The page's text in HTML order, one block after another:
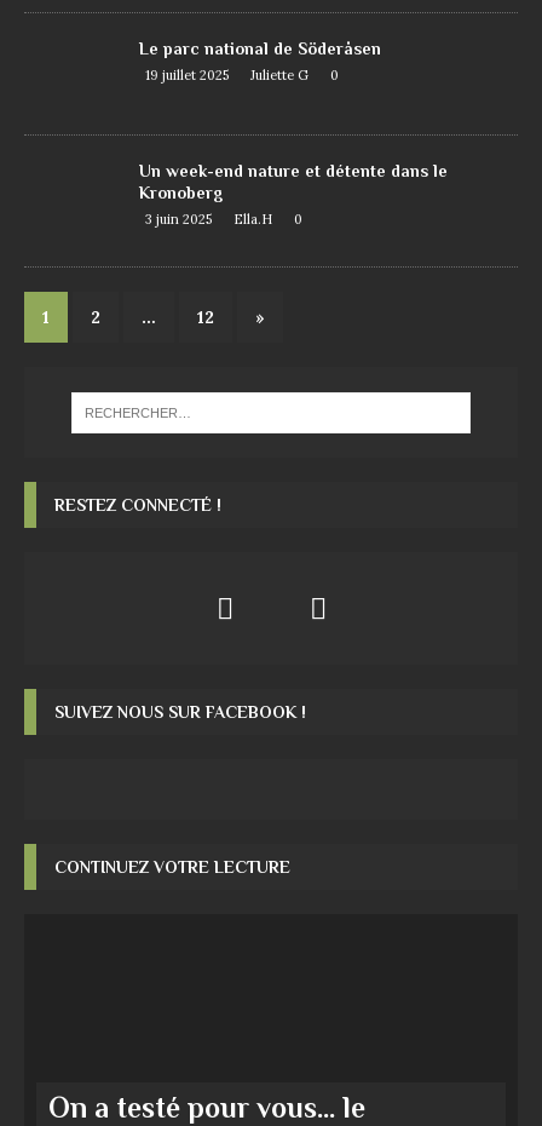
Le parc national de Söderåsen
19 juillet 2025 Juliette G 0
Un week-end nature et détente dans le
Kronoberg
3 juin 2025 Ella.H 0
1 2 … 12 »
RESTEZ CONNECTÉ !
SUIVEZ NOUS SUR FACEBOOK !
CONTINUEZ VOTRE LECTURE
On a testé pour vous… le